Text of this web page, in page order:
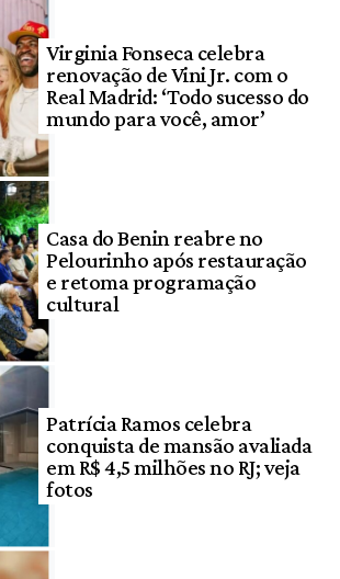
Virginia Fonseca celebra
renovação de Vini Jr. com o
Real Madrid: ‘Todo sucesso do
mundo para você, amor’
Casa do Benin reabre no
Pelourinho após restauração
e retoma programação
cultural
Patrícia Ramos celebra
conquista de mansão avaliada
em R$ 4,5 milhões no RJ; veja
fotos